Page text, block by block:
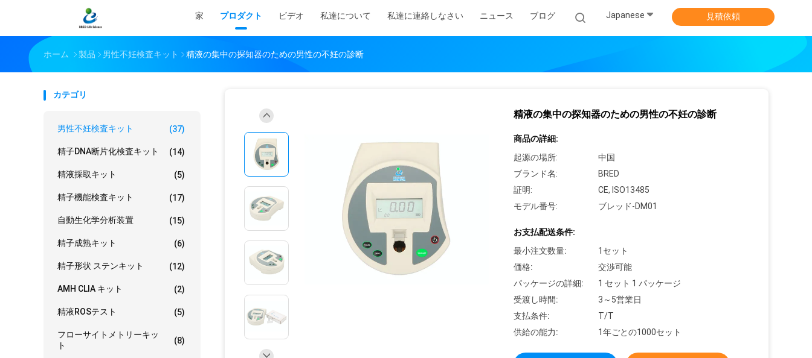
家 プロダクト ビデオ 私達について 私達に連絡しなさい ニュース ブログ Japanese 見積依頼
ホーム 製品 男性不妊検査キット 精液の集中の探知器のための男性の不妊の診断
カテゴリ
男性不妊検査キット (37)
精子DNA断片化検査キット (14)
精液採取キット (5)
精子機能検査キット (17)
自動生化学分析装置 (15)
精子成熟キット (6)
精子形状 ステンキット (12)
AMH CLIA キット (2)
精液ROSテスト (5)
フローサイトメトリーキッ
ト
(8)
精液の集中の探知器のための男性の不妊の診断
商品の詳細:
起源の場所:
中国
ブランド名:
BRED
証明:
CE, ISO13485
モデル番号:
ブレッド-DM01
お支払配送条件:
最小注文数量:
1セット
価格:
交渉可能
パッケージの詳細:
1 セット 1 パッケージ
受渡し時間:
3～5営業日
支払条件:
T/T
供給の能力:
1年ごとの1000セット